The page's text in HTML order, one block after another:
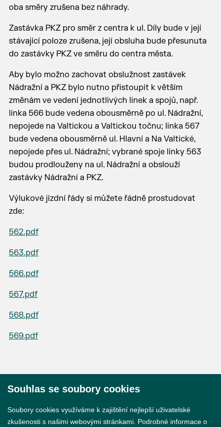
oba směry zrušena bez náhrady.
Zastávka PKZ pro směr z centra k ul. Díly bude v její
stávající poloze zrušena, její obsluha bude přesunuta
do zastávky PKZ ve směru do centra města.
Aby bylo možno zachovat obslužnost zastávek
Nádražní a PKZ bylo nutno přistoupit k větším
změnám ve vedení jednotlivých linek a spojů, např.
linka 566 bude vedena obousměrně po ul. Nádražní,
nepojede na Valtickou a Valtickou točnu; linka 567
bude vedena obousměrně ul. Hlavní a Na Valtické,
nepojede přes ul. Nádražní; vybrané spoje linky 563
budou prodlouženy na ul. Nádražní a obslouží
zastávky Nádražní a PKZ.
Výlukové jízdní řády si můžete řádně prostudovat
zde:
562.pdf
563.pdf
566.pdf
567.pdf
568.pdf
569.pdf
Souhlas se soubory cookies
Soubory cookies využíváme k zajištění nejlepší uživatelské
zkušenosti s našimi webovými stránkami. Podrobné informace o